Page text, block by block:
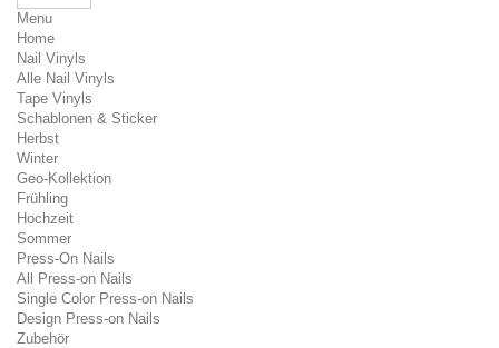
Menu
Home
Nail Vinyls
Alle Nail Vinyls
Tape Vinyls
Schablonen & Sticker
Herbst
Winter
Geo-Kollektion
Frühling
Hochzeit
Sommer
Press-On Nails
All Press-on Nails
Single Color Press-on Nails
Design Press-on Nails
Zubehör